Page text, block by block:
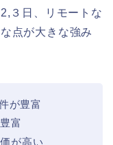
３日、リモートな
点が大きな強み
が豊富
富
が高い